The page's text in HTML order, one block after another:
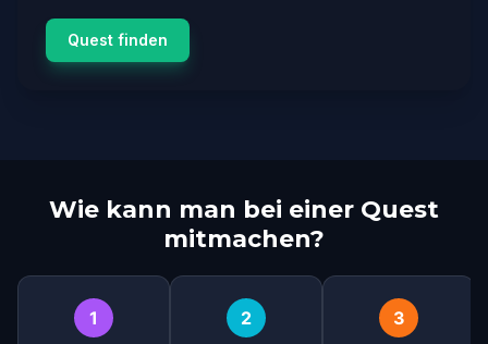
Quest finden
Wie kann man bei einer Quest
mitmachen?
1 2 3